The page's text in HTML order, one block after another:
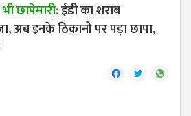
छापेमारी:ईडी का शराब
अब इनके ठिकानों पर पड़ा छापा,